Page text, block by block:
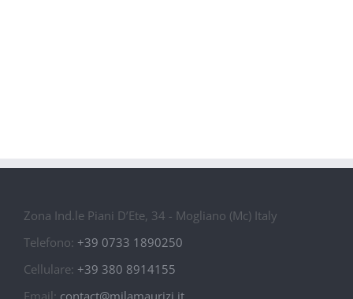
Zona Ind.le Piani D’Ete, 34 - Mogliano (Mc) Italy
Telefono: +39 0733 1890250
Cellulare: +39 380 8914155